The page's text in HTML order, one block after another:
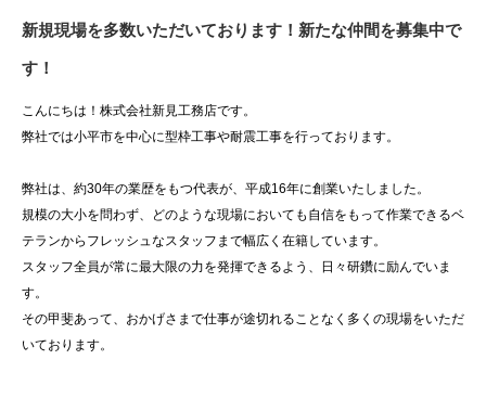
新規現場を多数いただいております！新たな仲間を募集中で
す！
こんにちは！株式会社新見工務店です。
弊社では小平市を中心に型枠工事や耐震工事を行っております。
弊社は、約30年の業歴をもつ代表が、平成16年に創業いたしました。
規模の大小を問わず、どのような現場においても自信をもって作業できるベ
テランからフレッシュなスタッフまで幅広く在籍しています。
スタッフ全員が常に最大限の力を発揮できるよう、日々研鑽に励んでいま
す。
その甲斐あって、おかげさまで仕事が途切れることなく多くの現場をいただ
いております。